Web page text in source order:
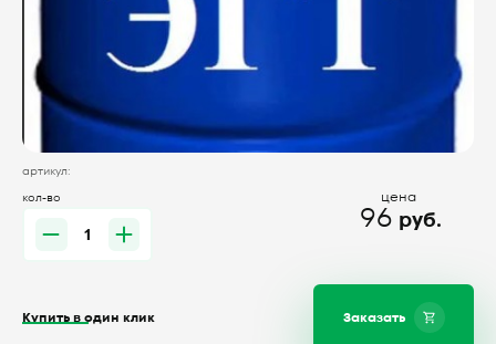
артикул:
кол-во
цена
96 руб.
Заказать
Купить в один клик